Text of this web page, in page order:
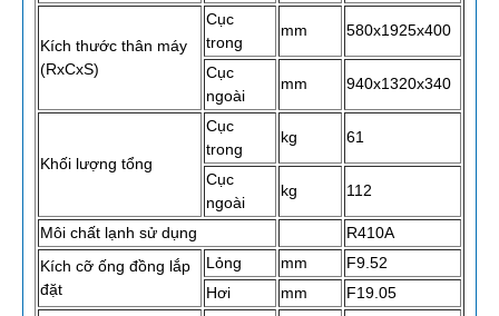
Kích thước thân máy
(RxCxS)
Cục
trong
mm 580x1925x400
Cục
ngoài
mm 940x1320x340
Khối lượng tổng
Cục
trong
kg 61
Cục
ngoài
kg 112
Môi chất lạnh sử dụng
R410A
Kích cỡ ống đồng lắp
đặt
Lỏng mm
F9.52
Hơi
mm
F19.05